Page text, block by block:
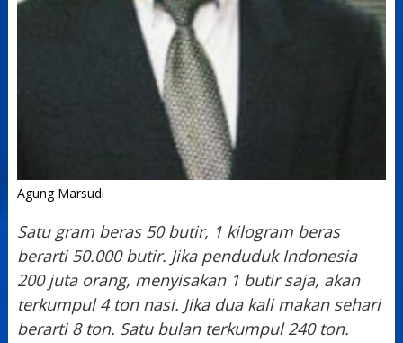
Agung Marsudi
Satu gram beras 50 butir, 1 kilogram beras
berarti 50.000 butir. Jika penduduk Indonesia
200 juta orang, menyisakan 1 butir saja, akan
terkumpul 4 ton nasi. Jika dua kali makan sehari
berarti 8 ton. Satu bulan terkumpul 240 ton.